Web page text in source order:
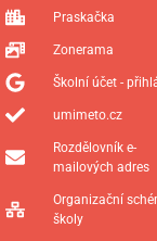
Praskačka
Zonerama
Školní účet -
umimeto.cz
Rozdělovník e-
mailových adres
Organizační
školy